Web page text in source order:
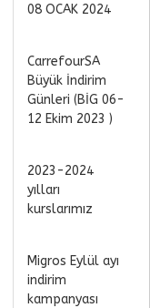
08 OCAK 2024
CarrefourSA
Büyük İndirim
Günleri (BİG 06-
12 Ekim 2023 )
2023-2024
yılları
kurslarımız
Migros Eylül ayı
indirim
kampanyası